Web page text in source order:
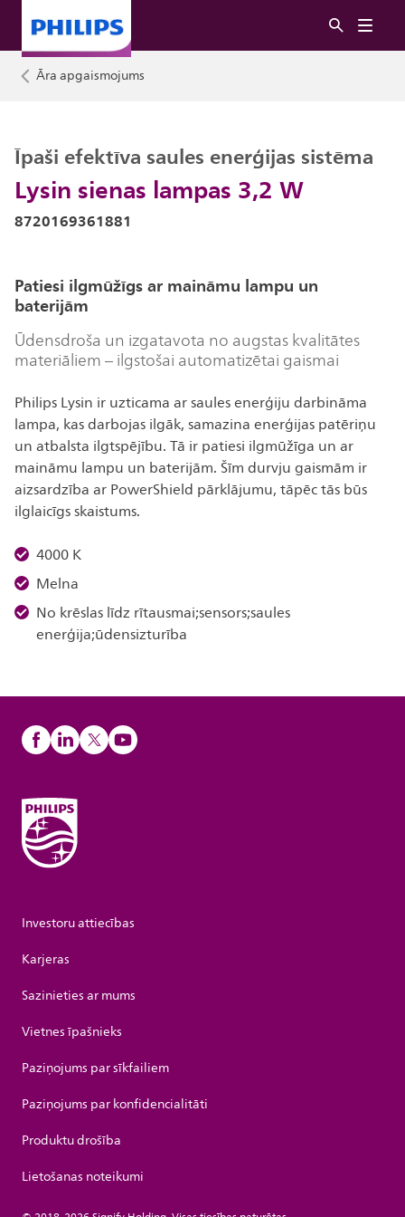
Āra apgaismojums
Lysin sienas lampas 3,2 W
Īpaši efektīva saules enerģijas sistēma
8720169361881
Patiesi ilgmūžīgs ar maināmu lampu un
baterijām
Ūdensdroša un izgatavota no augstas kvalitātes
materiāliem – ilgstošai automatizētai gaismai
Philips Lysin ir uzticama ar saules enerģiju darbināma
lampa, kas darbojas ilgāk, samazina enerģijas patēriņu
un atbalsta ilgtspējību. Tā ir patiesi ilgmūžīga un ar
maināmu lampu un baterijām. Šīm durvju gaismām ir
aizsardzība ar PowerShield pārklājumu, tāpēc tās būs
ilglaicīgs skaistums.
4000 K
Melna
No krēslas līdz rītausmai;sensors;saules
enerģija;ūdensizturība
Investoru attiecības
Karjeras
Sazinieties ar mums
Vietnes īpašnieks
Paziņojums par sīkfailiem
Paziņojums par konfidencialitāti
Produktu drošība
Lietošanas noteikumi